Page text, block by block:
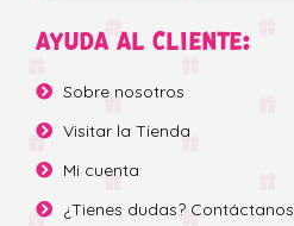
AYUDA AL CLIENTE:
Sobre nosotros
Visitar la Tienda
Mi cuenta
¿Tienes dudas? Contáctanos